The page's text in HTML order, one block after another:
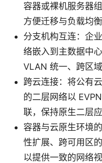
容器或裸机服务器
方便迁移与负载均衡
分支机构互连：企
络嵌入到主数据中
VLAN 统一、跨区域
跨云连接：将公有
的二层网络以
联，保持原生二层
容器与云原生环境
性扩展、跨可用区
以提供一致的网络